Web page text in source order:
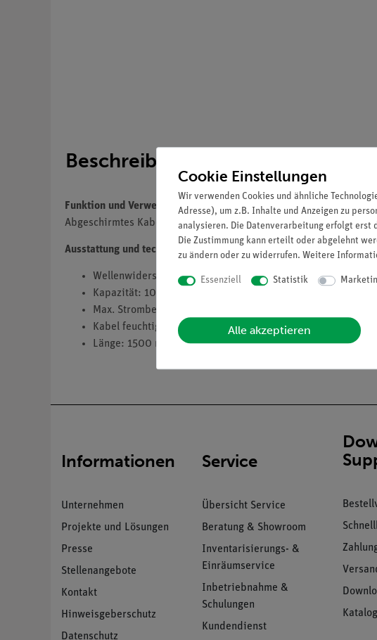
Beschreibung
Funktion und Verwendung
Abgeschirmtes Kabel BNC.
Ausstattung und technische Daten
Wellenwiderstand: 75 Ω
Kapazität: 100 pF
Max. Strombelastbarkeit: 2,5 A
Kabel feuchtigkeits- und spritzwasserdicht, korrosionsfest
Länge: 1500 mm
Informationen
Unternehmen
Projekte und Lösungen
Presse
Stellenangebote
Kontakt
Hinweisgeberschutz
Datenschutz
Service
Übersicht Service
Beratung & Showroom
Inventarisierungs- &
Einräumservice
Inbetriebnahme &
Schulungen
Kundendienst
Cookie Einstellungen
Wir verwenden Cookies und ähnliche
Adresse), um z.B. Inhalte und Anzeigen zu
analysieren. Die Datenverarbeitung erfolgt erst
Die Zustimmung kann erteilt oder abgelehnt
zu ändern oder zu widerrufen. Weitere
Essenziell Statistik
Alle akzeptieren